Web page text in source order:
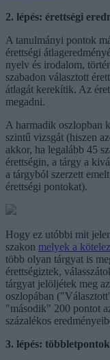
2. lépés: érettségi
A tanulmányi pontok
érettségi
nyelv és irodalom,
szabadon választott
átlagát kerekítik. Az
megadni.
A harmadik oszlopban
szintű vizsgát (hiszen
akkor, ha legalább 45
érettségin, a tárgy a
a tárgyból szerzett
érettségi pontokat).
Hogy ez utóbbi mit
szakon melyek a
több olyan tárgyat is
érettségiztek,
tárgyat jelöljétek meg
oszlopában
"második" 200 pontot
százalékos
3. lépés: többletpontok